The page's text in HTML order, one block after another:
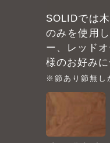
SOLIDでは
のみを使用
ー、レッド
様のお好み
※節あり節無し